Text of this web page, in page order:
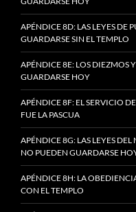
APÉNDICE 8D: LAS LEYES DE
GUARDARSE SIN EL TEMPLO
APÉNDICE 8E: LOS DIEZMOS
GUARDARSE HOY
APÉNDICE 8F: EL SERVICIO
FUE LA PASCUA
APÉNDICE 8G: LAS LEYES
NO PUEDEN GUARDARSE
APÉNDICE 8H: LA
CON EL TEMPLO